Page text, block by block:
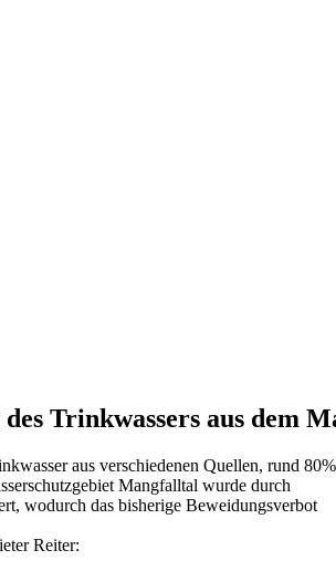
Trinkwassers aus dem
aus verschiedenen Quellen, rund 80%
Mangfalltal wurde durch
wodurch das bisherige Beweidungsverbot
Reiter: